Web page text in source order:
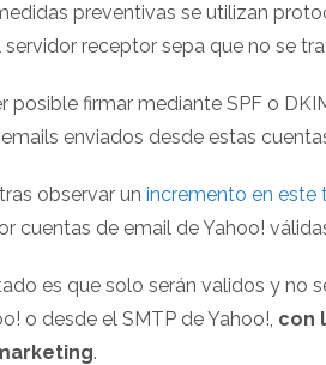
preventivas se utilizan
receptor sepa que no se
posible firmar mediante SPF o
enviados desde estas
observar un incremento en este
cuentas de email de Yahoo!
es que solo serán validos y no
o desde el SMTP de Yahoo!, con
.